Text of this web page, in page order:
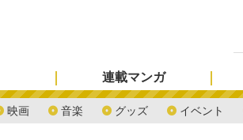
映画 音楽 グッズ イベント
連載マンガ